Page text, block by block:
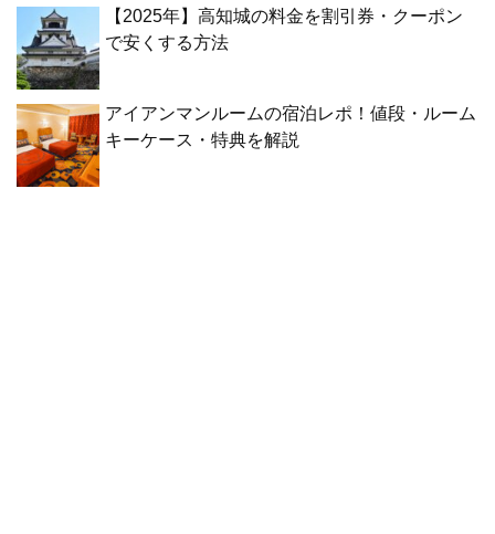
【2025年】高知城の料金を割引券・クーポン
で安くする方法
アイアンマンルームの宿泊レポ！値段・ルーム
キーケース・特典を解説